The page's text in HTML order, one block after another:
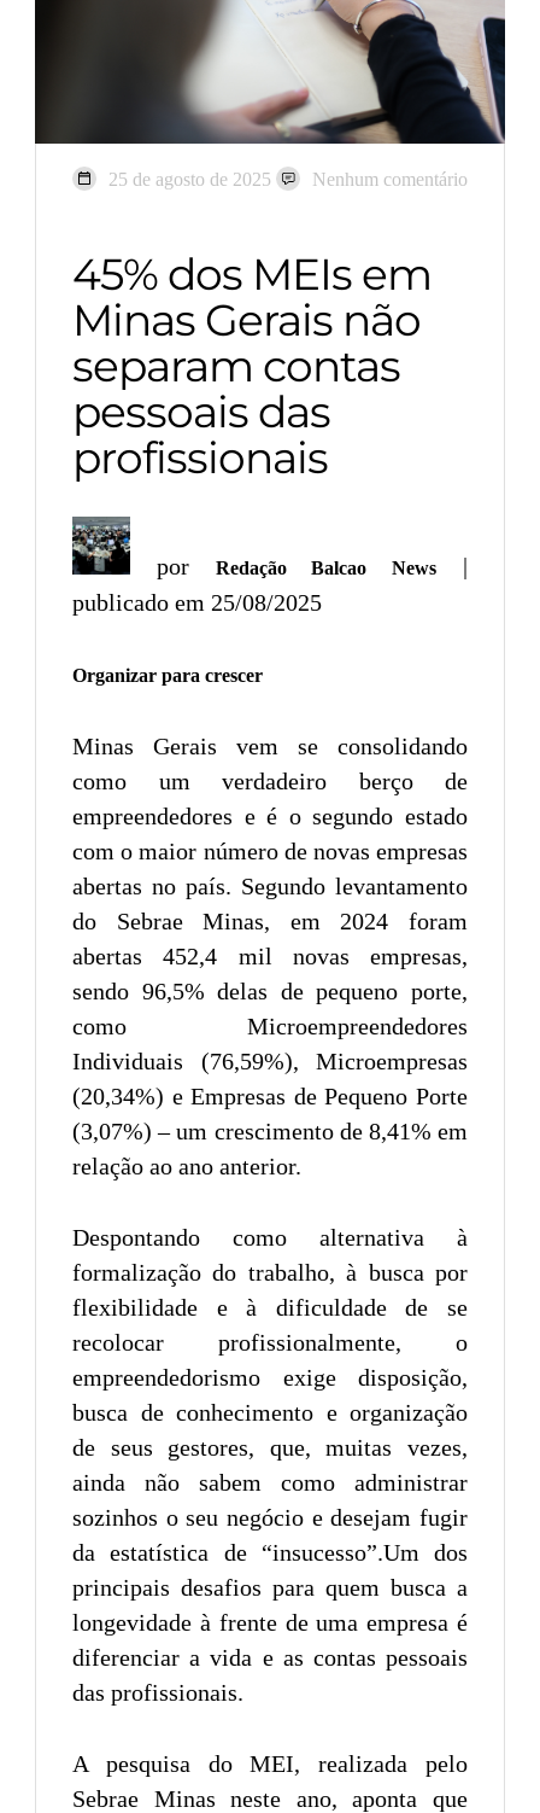
25 de agosto de 2025 Nenhum comentário
45% dos MEIs em
Minas Gerais não
separam contas
pessoais das
profissionais
por Redação Balcao News
|
publicado em 25/08/2025
Organizar para crescer
Minas Gerais vem se consolidando
como um verdadeiro berço de
empreendedores e é o segundo estado
com o maior número de novas empresas
abertas no país. Segundo levantamento
do Sebrae Minas, em 2024 foram
abertas 452,4 mil novas empresas,
sendo 96,5% delas de pequeno porte,
como Microempreendedores
Individuais (76,59%), Microempresas
(20,34%) e Empresas de Pequeno Porte
(3,07%) – um crescimento de 8,41% em
relação ao ano anterior.
Despontando como alternativa à
formalização do trabalho, à busca por
flexibilidade e à dificuldade de se
recolocar profissionalmente, o
empreendedorismo exige disposição,
busca de conhecimento e organização
de seus gestores, que, muitas vezes,
ainda não sabem como administrar
sozinhos o seu negócio e desejam fugir
da estatística de “insucesso”.Um dos
principais desafios para quem busca a
longevidade à frente de uma empresa é
diferenciar a vida e as contas pessoais
das profissionais.
A pesquisa do MEI, realizada pelo
Sebrae Minas neste ano, aponta que